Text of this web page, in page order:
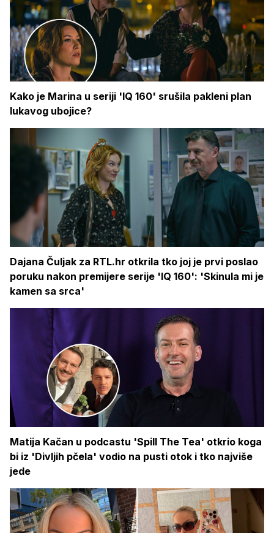
Kako je Marina u seriji 'IQ 160' srušila pakleni plan
lukavog ubojice?
Dajana Čuljak za RTL.hr otkrila tko joj je prvi poslao
poruku nakon premijere serije 'IQ 160': 'Skinula mi je
kamen sa srca'
Matija Kačan u podcastu 'Spill The Tea' otkrio koga
bi iz 'Divljih pčela' vodio na pusti otok i tko najviše
jede